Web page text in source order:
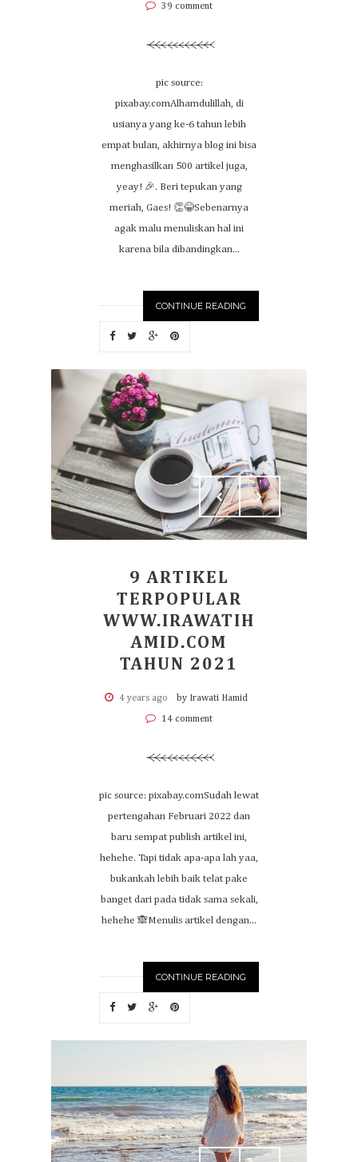
39 comment
pic source:
pixabay.comAlhamdulillah, di
usianya yang ke-6 tahun lebih
empat bulan, akhirnya blog ini bisa
menghasilkan 500 artikel juga,
yeay! 🎉. Beri tepukan yang
meriah, Gaes! 👏😂Sebenarnya
agak malu menuliskan hal ini
karena bila dibandingkan...
CONTINUE READING
9 ARTIKEL
TERPOPULAR
WWW.IRAWATIH
AMID.COM
TAHUN 2021
4 years ago by Irawati Hamid
14 comment
pic source: pixabay.comSudah lewat
pertengahan Februari 2022 dan
baru sempat publish artikel ini,
hehehe. Tapi tidak apa-apa lah yaa,
bukankah lebih baik telat pake
banget dari pada tidak sama sekali,
hehehe 🙈Menulis artikel dengan...
CONTINUE READING